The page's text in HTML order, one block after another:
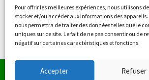
Pour offrir les meilleures expériences, nous utilisons
stocker et/ou accéder aux informations des
nous permettra de traiter des données telles que le
uniques sur ce site. Le fait de ne pas consentir ou de
négatif sur certaines caractéristiques et fonctions.
Accepter Refuser
Raphaël Aboulker
raphaelaboulker.com